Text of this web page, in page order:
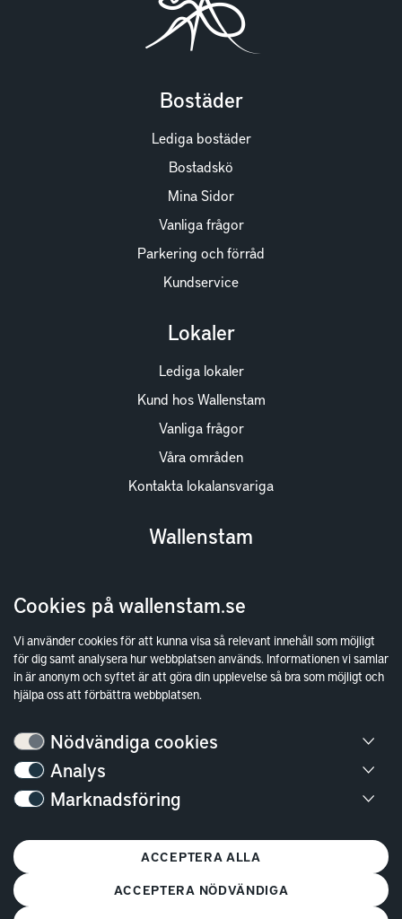
Cookies på wallenstam.se
Vi använder cookies för att kunna visa så relevant innehåll som möjligt
för dig samt analysera hur webbplatsen används. Informationen vi samlar
in är anonym och syftet är att göra din upplevelse så bra som möjligt och
hjälpa oss att förbättra webbplatsen.
Nödvändiga cookies
Analys
Marknadsföring
ACCEPTERA ALLA
ACCEPTERA NÖDVÄNDIGA
Bostäder
Lediga bostäder
Bostadskö
Mina Sidor
Vanliga frågor
Parkering och förråd
Kundservice
Lokaler
Lediga lokaler
Kund hos Wallenstam
Vanliga frågor
Våra områden
Kontakta lokalansvariga
Wallenstam
Finansiella rapporter
Sök fakturamottagare
Våra fastigheter
Hållbarhet
Kundservice
Stockholm